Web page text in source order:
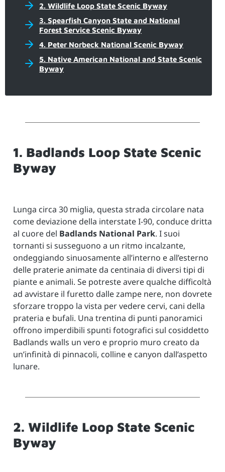
2. Wildlife Loop State Scenic Byway
3. Spearfish Canyon State and National
Forest Service Scenic Byway
4. Peter Norbeck National Scenic Byway
5. Native American National and State Scenic
Byway
1. Badlands Loop State Scenic
Byway
Lunga circa 30 miglia, questa strada circolare nata
come deviazione della interstate I-90, conduce dritta
al cuore del Badlands National Park. I suoi
tornanti si susseguono a un ritmo incalzante,
ondeggiando sinuosamente all’interno e all’esterno
delle praterie animate da centinaia di diversi tipi di
piante e animali. Se potreste avere qualche difficoltà
ad avvistare il furetto dalle zampe nere, non dovrete
sforzare troppo la vista per vedere cervi, cani della
prateria e bufali. Una trentina di punti panoramici
offrono imperdibili spunti fotografici sul cosiddetto
Badlands walls un vero e proprio muro creato da
un’infinità di pinnacoli, colline e canyon dall’aspetto
lunare.
2. Wildlife Loop State Scenic
Byway